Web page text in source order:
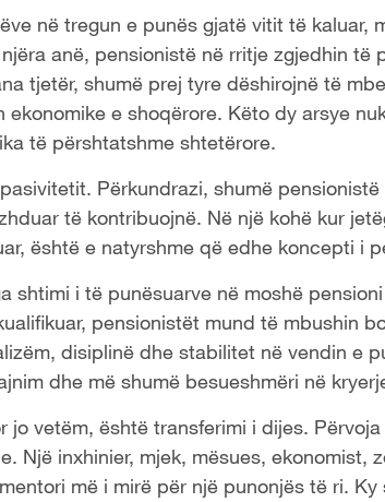
në tregun e punës gjatë vitit të kaluar,
anë, pensionistë në rritje zgjedhin të
tjetër, shumë prej tyre dëshirojnë të
e shoqërore. Këto dy arsye
të përshtatshme shtetërore.
Përkundrazi, shumë
të kontribuojnë. Në një kohë kur
është e natyrshme që edhe koncepti i
shtimi i të punësuarve në moshë
pensionistët mund të mbushin
disiplinë dhe stabilitet në vendin e
dhe më shumë besueshmëri në
jo vetëm, është transferimi i dijes.
Një inxhinier, mjek, mësues, ekonomist,
më i mirë për një punonjës të ri. Ky